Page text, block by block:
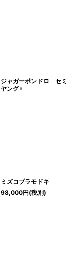
ジャガーポンドロ セミ
ヤング♀
ミズコブラモドキ
98,000円(税別)